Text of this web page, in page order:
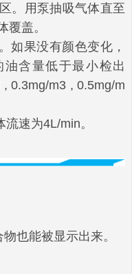
。用泵抽吸气体直至
覆盖。
如果没有颜色变化，
含量低于最小检出
0.3mg/m3 , 0.5mg/m
速为4L/min。
也能被显示出来。